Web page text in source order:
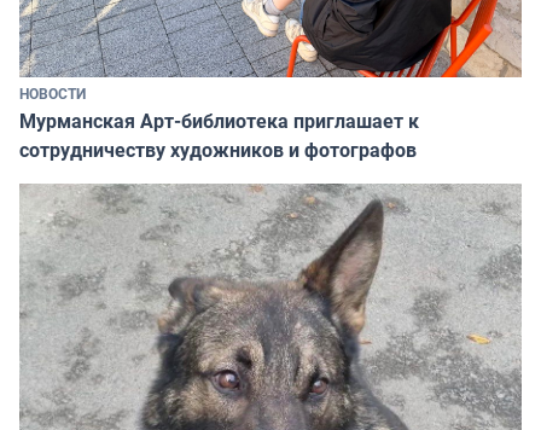
НОВОСТИ
Мурманская Арт-библиотека приглашает к
сотрудничеству художников и фотографов